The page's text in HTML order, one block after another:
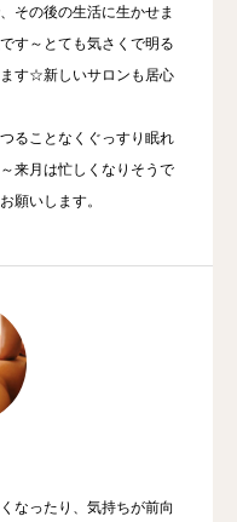
その後の生活に生かせま
す～とても気さくで明る
す☆新しいサロンも居心
ることなくぐっすり眠れ
来月は忙しくなりそうで
願いします。
なったり、気持ちが前向